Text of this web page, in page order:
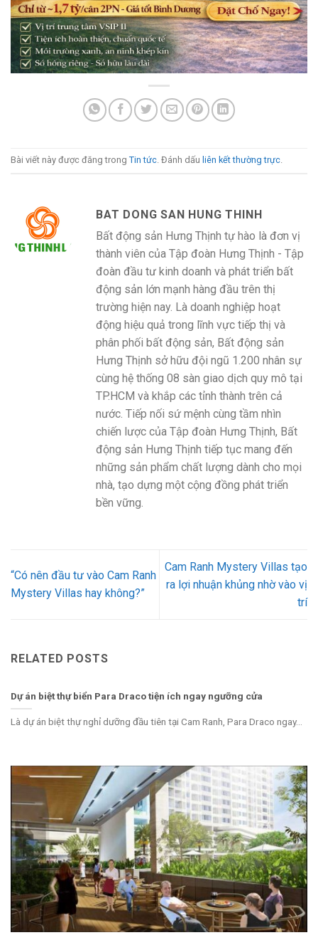
Bài viết này được đăng trong Tin tức. Đánh dấu liên kết thường trực.
BAT DONG SAN HUNG THINH
Bất động sản Hưng Thịnh tự hào là đơn vị
thành viên của Tập đoàn Hưng Thịnh - Tập
đoàn đầu tư kinh doanh và phát triển bất
động sản lớn mạnh hàng đầu trên thị
trường hiện nay. Là doanh nghiệp hoạt
động hiệu quả trong lĩnh vực tiếp thị và
phân phối bất động sản, Bất động sản
Hưng Thịnh sở hữu đội ngũ 1.200 nhân sự
cùng hệ thống 08 sàn giao dịch quy mô tại
TP.HCM và khắp các tỉnh thành trên cả
nước. Tiếp nối sứ mệnh cùng tầm nhìn
chiến lược của Tập đoàn Hưng Thịnh, Bất
động sản Hưng Thịnh tiếp tục mang đến
những sản phẩm chất lượng dành cho mọi
nhà, tạo dựng một cộng đồng phát triển
bền vững.
“Có nên đầu tư vào Cam Ranh
Mystery Villas hay không?”
Cam Ranh Mystery Villas tạo
ra lợi nhuận khủng nhờ vào vị
trí
RELATED POSTS
Dự án biệt thự biển Para Draco tiện ích ngay ngưỡng cửa
Là dự án biệt thự nghỉ dưỡng đầu tiên tại Cam Ranh, Para Draco ngay...